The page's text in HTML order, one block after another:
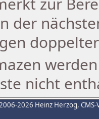
der
nicht
2026 Heinz Herzog,